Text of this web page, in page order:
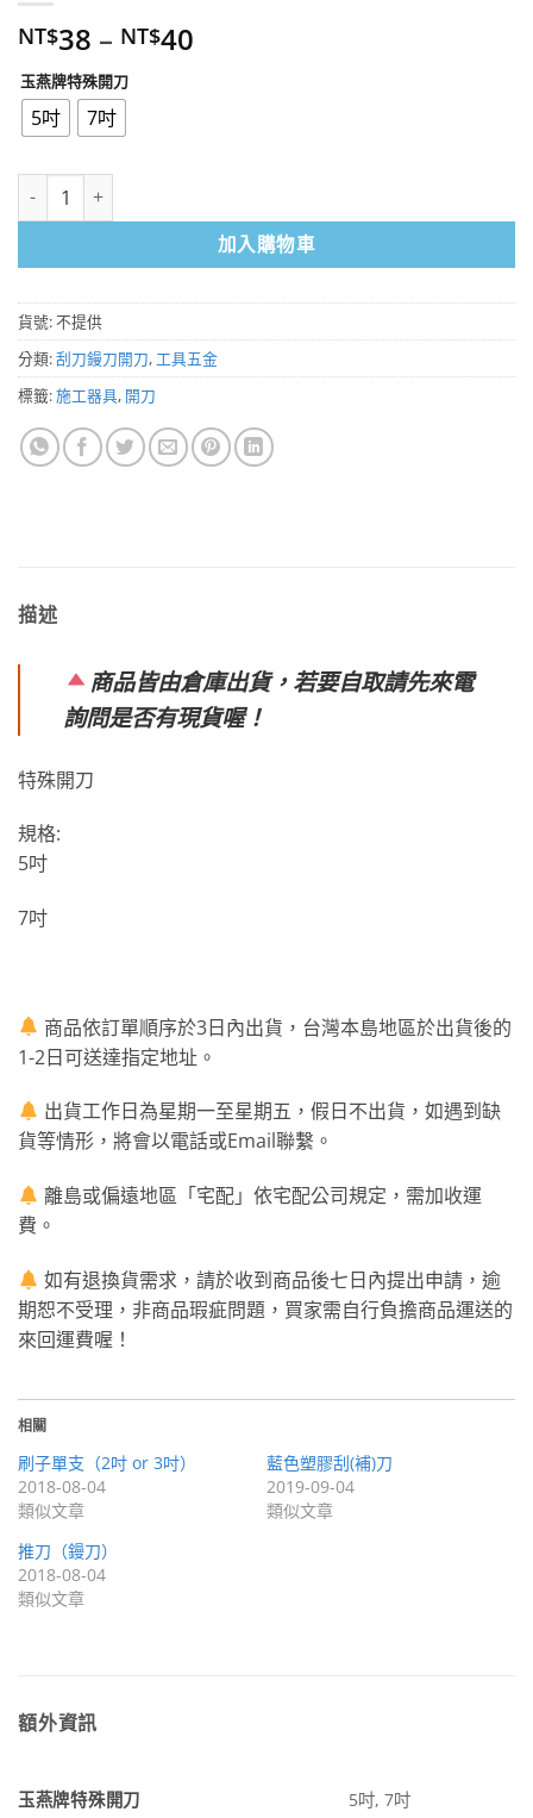
NT$38 – NT$40
玉燕牌特殊開刀
5吋 7吋
特殊開刀 數量
加入購物車
貨號:不提供
分類:刮刀鏝刀開刀, 工具五金
標籤:施工器具, 開刀
描述
商品皆由倉庫出貨，若要自取請先來電
詢問是否有現貨喔！
特殊開刀
規格:
5吋
7吋
商品依訂單順序於3日內出貨，台灣本島地區於出貨後的
1-2日可送達指定地址。
出貨工作日為星期一至星期五，假日不出貨，如遇到缺
貨等情形，將會以電話或Email聯繫。
離島或偏遠地區「宅配」依宅配公司規定，需加收運
費。
如有退換貨需求，請於收到商品後七日內提出申請，逾
期恕不受理，非商品瑕疵問題，買家需自行負擔商品運送的
來回運費喔！
相關
刷子單支（2吋 or 3吋）
2018-08-04
類似文章
藍色塑膠刮(補)刀
2019-09-04
類似文章
推刀（鏝刀）
2018-08-04
類似文章
額外資訊
玉燕牌特殊開刀 5吋, 7吋